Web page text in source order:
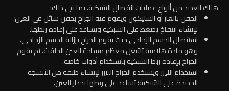
هناك العديد من أنواع عمليات انفصال الشبكية، بما في ذلك:
الحقن بالغاز أو السليكون ويقوم فيه الجراح بحقن سائل في العين؛
لإنشاء انتفاخ يضغط على الشبكية ويساعد على إعادة ربطها.
استئصال الجسم الزجاجي حيث يقوم الجراح بإزالة الجسم الزجاجي،
وهو مادة هلامية تشغل معظم مساحة العين الخلفية، ثم يقوم
الجراح بإعادة ربط الشبكية باستخدام أدوات خاصة.
استخدام الليزر ويستخدم الجراح الليزر لإنشاء طبقة من الأنسجة
الجديدة على الشبكية؛ تساعد على ربطها بجدار العين.